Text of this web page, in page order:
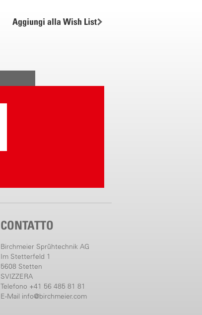
Aggiungi alla Wish List
CONTATTO
Birchmeier Sprühtechnik AG
Im Stetterfeld 1
5608 Stetten
SVIZZERA
Telefono +41 56 485 81 81
E-Mail info@birchmeier.com